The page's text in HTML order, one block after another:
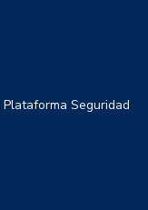
Plataforma Seguridad